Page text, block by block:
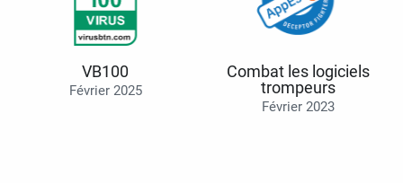
VB100
Février 2025
Combat les logiciels
trompeurs
Février 2023